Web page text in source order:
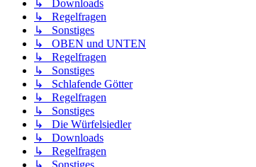
↳ Downloads
↳ Regelfragen
↳ Sonstiges
↳ OBEN und UNTEN
↳ Regelfragen
↳ Sonstiges
↳ Schlafende Götter
↳ Regelfragen
↳ Sonstiges
↳ Die Würfelsiedler
↳ Downloads
↳ Regelfragen
↳ Sonstiges